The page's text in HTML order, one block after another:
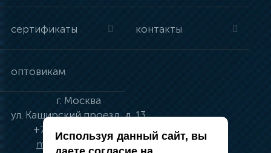
сертификаты контакты
оптовикам
г. Москва
ул. Каширский проезд, д. 13
+7 (495) 134-41-83
moskva@vincci.ru
Используя данный сайт, вы